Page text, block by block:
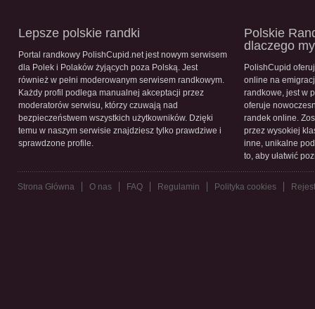
Lepsze polskie randki
Portal randkowy PolishCupid.net jest nowym serwisem
dla Polek i Polaków żyjących poza Polską. Jest
również w pełni moderowanym serwisem randkowym.
Każdy profil podlega manualnej akceptacji przez
moderatorów serwisu, którzy czuwają nad
bezpieczeństwem wszystkich użytkowników. Dzięki
temu w naszym serwisie znajdziesz tylko prawdziwe i
sprawdzone profile.
Polskie
dlaczego
PolishCupid
online na
randkowe, jest w
oferuje
randek online.
przez wysokiej
inne, unikalne
to, aby ułatwić
Strona Główna O nas FAQ Regulamin Polityka cookies